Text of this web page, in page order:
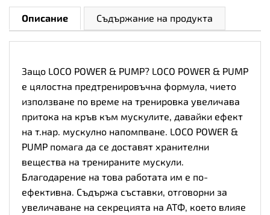
Описание Съдържание на продукта
Защо LOCO POWER & PUMP? LOCO POWER & PUMP
е цялостна предтренировъчна формула, чието
използване по време на тренировка увеличава
притока на кръв към мускулите, давайки ефект
на т.нар. мускулнo напомпване. LOCO POWER &
PUMP помага да се доставят хранителни
вещества на тренираните мускули.
Благодарение на това работата им е по-
ефективна. Съдържа съставки, отговорни за
увеличаване на секрецията на АТФ, което влияе